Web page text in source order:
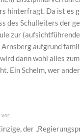
hinterfragt. Da ist es
des Schulleiters der
zur
aufgrund
dann wohl alles
Ein Schelm, wer
vor
der